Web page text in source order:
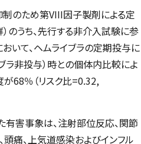
のため第VIII因子製剤による定
のうち、先行する非介入試験に参
いて、ヘムライブラの定期投与に
ラ非投与）時との個体内比較によ
68％（リスク比=0.32,
害事象は、注射部位反応、関節
頭痛、上気道感染およびインフル